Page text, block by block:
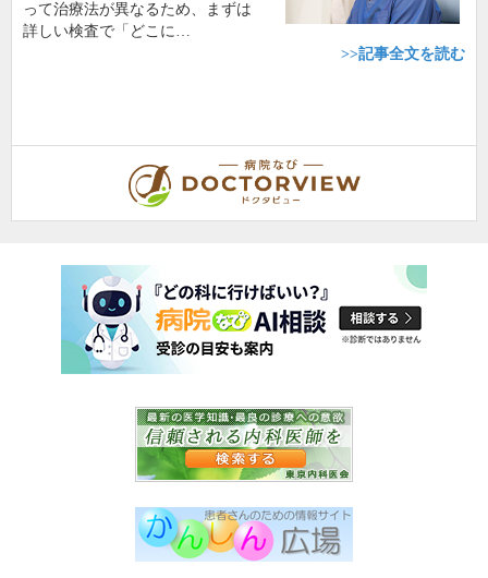
って治療法が異なるため、まずは
詳しい検査で「どこに…
>>記事全文を読む